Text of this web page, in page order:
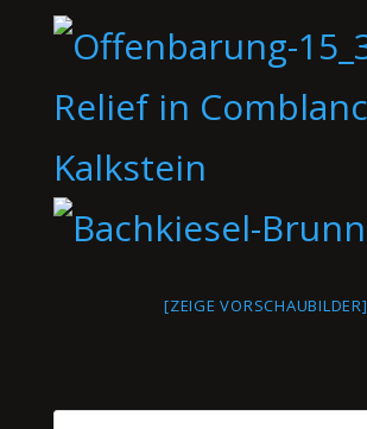
[ZEIGE VORSCHAUBILDER]